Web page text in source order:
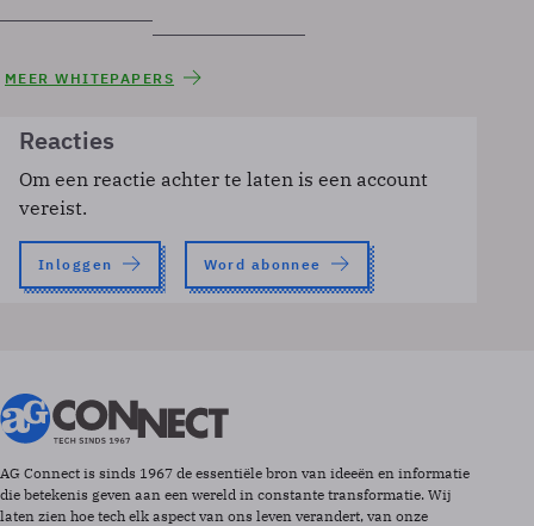
MEER WHITEPAPERS
Reacties
Om een reactie achter te laten is een account
vereist.
Inloggen Word abonnee
AG Connect is sinds 1967 de essentiële bron van ideeën en informatie
die betekenis geven aan een wereld in constante transformatie. Wij
laten zien hoe tech elk aspect van ons leven verandert, van onze